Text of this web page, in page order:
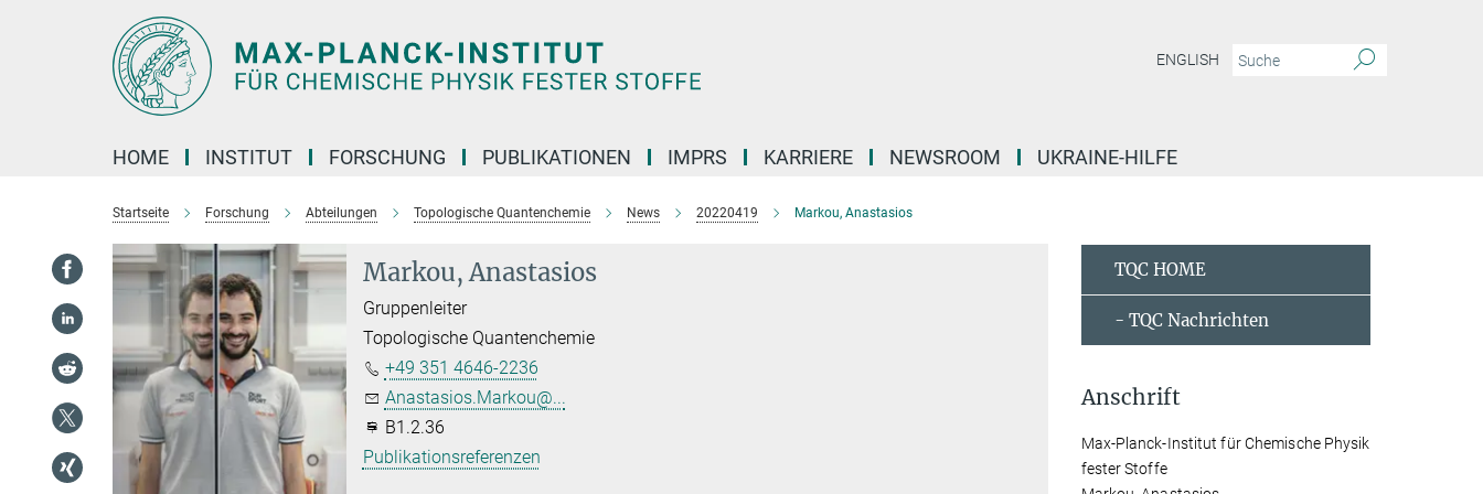
ENGLISH
HOME INSTITUT FORSCHUNG PUBLIKATIONEN IMPRS KARRIERE NEWSROOM UKRAINE-HILFE
Startseite Forschung Abteilungen Topologische Quantenchemie News 20220419 Markou, Anastasios
Markou, Anastasios
Gruppenleiter
Topologische Quantenchemie
+49 351 4646-2236
Anastasios.Markou@...
B1.2.36
Publikationsreferenzen
TQC HOME
- TQC Nachrichten
Anschrift
Max-Planck-Institut für Chemische Physik
fester Stoffe